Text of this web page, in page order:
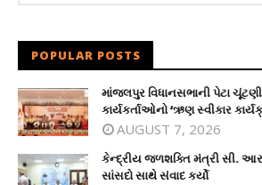
POPULAR POSTS
માંજલપુર વિધાનસભાની પેટા
કાર્યકર્તાઓનો ‘ઋણ સ્વીકાર
AUGUST 7, 2026
કેન્દ્રીય જળશક્તિ મંત્રી સી. આર.
સાંસદો સાથે સંવાદ કર્યો